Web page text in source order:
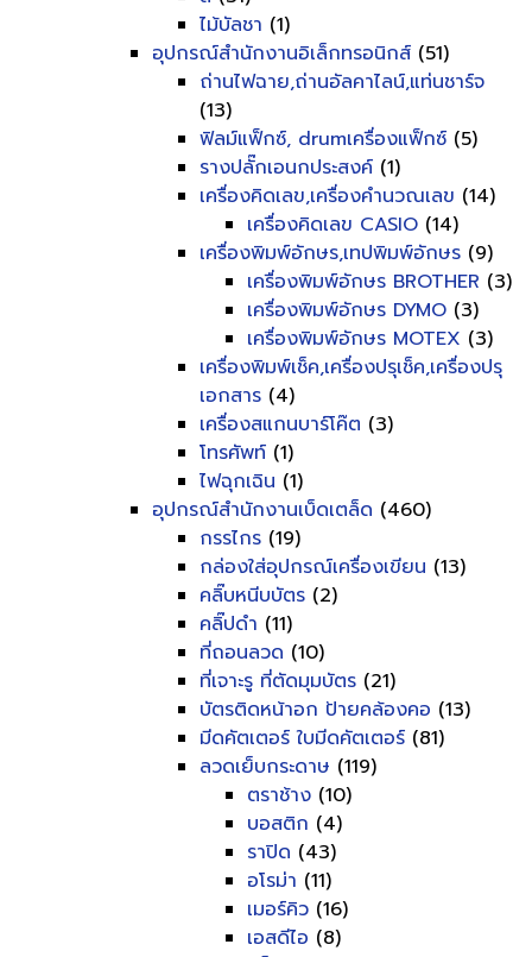
ไม้บัลชา (1)
อุปกรณ์สำนักงานอิเล็กทรอนิกส์ (51)
ถ่านไฟฉาย,ถ่านอัลคาไลน์,แท่นชาร์จ
(13)
ฟิลม์แฟ็กซ์, drumเครื่องแฟ็กซ์ (5)
รางปลั๊กเอนกประสงค์ (1)
เครื่องคิดเลข,เครื่องคำนวณเลข (14)
เครื่องคิดเลข CASIO (14)
เครื่องพิมพ์อักษร,เทปพิมพ์อักษร (9)
เครื่องพิมพ์อักษร BROTHER (3)
เครื่องพิมพ์อักษร DYMO (3)
เครื่องพิมพ์อักษร MOTEX (3)
เครื่องพิมพ์เช็ค,เครื่องปรุเช็ค,เครื่องปรุ
เอกสาร (4)
เครื่องสแกนบาร์โค๊ต (3)
โทรศัพท์ (1)
ไฟฉุกเฉิน (1)
อุปกรณ์สำนักงานเบ็ดเตล็ด (460)
กรรไกร (19)
กล่องใส่อุปกรณ์เครื่องเขียน (13)
คลิ๊บหนีบบัตร (2)
คลิ๊ปดำ (11)
ที่ถอนลวด (10)
ที่เจาะรู ที่ตัดมุมบัตร (21)
บัตรติดหน้าอก ป้ายคล้องคอ (13)
มีดคัตเตอร์ ใบมีดคัตเตอร์ (81)
ลวดเย็บกระดาษ (119)
ตราช้าง (10)
บอสติก (4)
ราปิด (43)
อโรม่า (11)
เมอร์คิว (16)
เอสดีไอ (8)